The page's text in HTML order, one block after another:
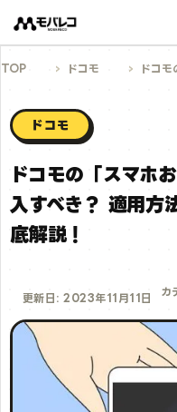
ツ
ス
TOP ドコモ ドコモの「
ドコモ
ドコモの「スマホ
入すべき？ 適用方
底解説！
更新日: 2023年11月11日
カ